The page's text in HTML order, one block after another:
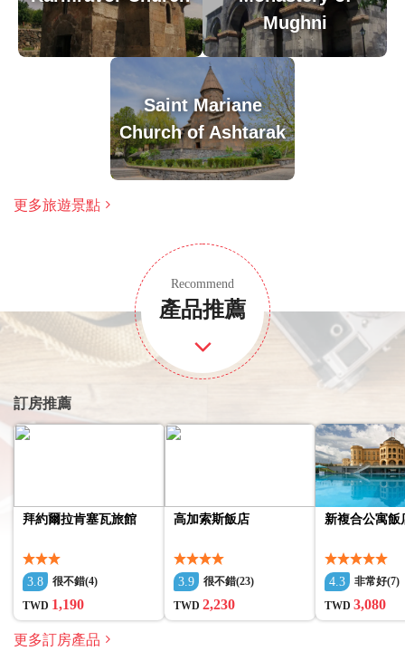
大多數旅行者都可以參加
此旅遊/活動最多 8 位旅客
涉及適量步行；請選擇合適的鞋子
在所有天氣條件下運行；請穿著得體
Mughni
Saint Mariane
Church of Ashtarak
更多旅遊景點
Recommend
產品推薦
訂房推薦
拜約爾拉肯塞瓦旅館
3.8
很不錯(4)
TWD 1,190
高加索斯飯店
3.9
很不錯(23)
TWD 2,230
新複合公寓飯
4.3
非常好(7)
TWD 3,080
更多訂房產品